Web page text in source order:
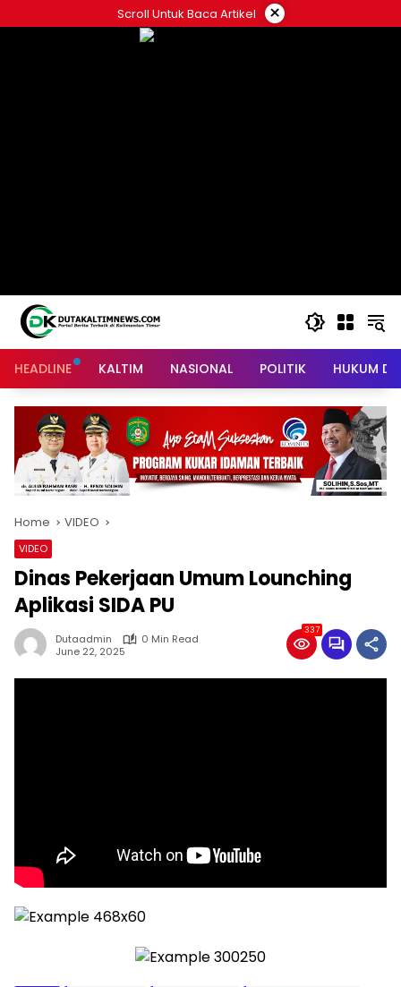
to
Scroll Untuk Baca Artikel ×
HEADLINE KALTIM NASIONAL POLITIK HUKUM
Home VIDEO
VIDEO
Dinas Pekerjaan Umum Lounching
Aplikasi SIDA PU
Dutaadmin
0 Min Read
June 22, 2025
337